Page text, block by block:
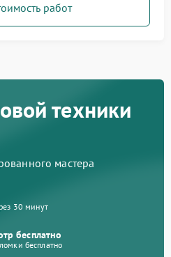
работ
техники
мастера
30 минут
бесплатно
бесплатно